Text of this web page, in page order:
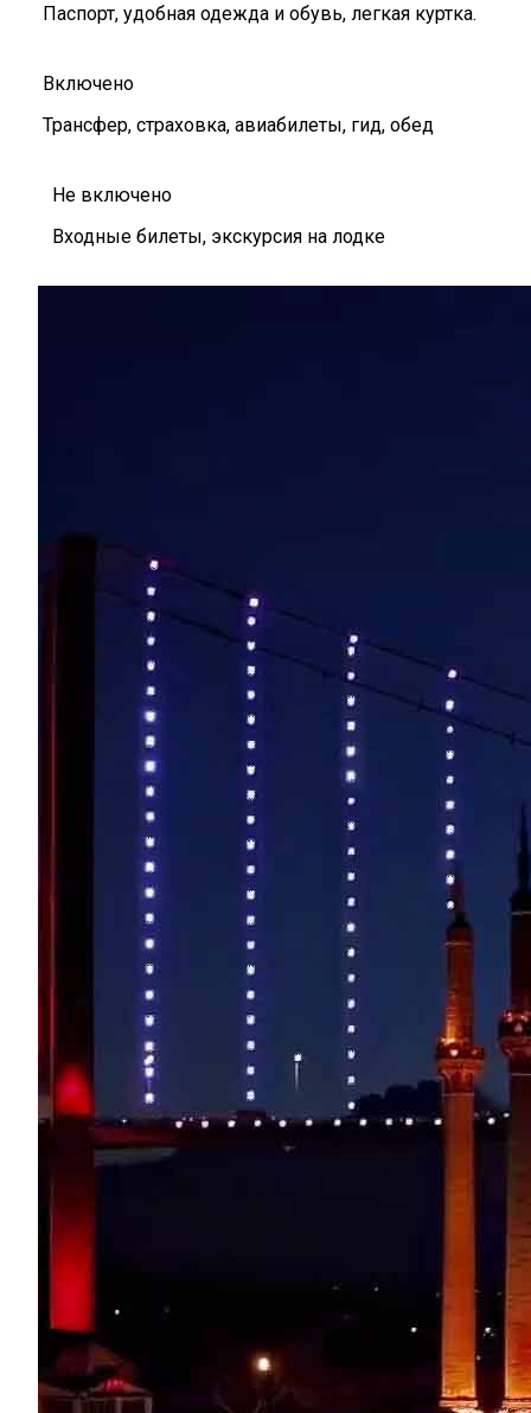
Паспорт, удобная одежда и обувь, легкая куртка.
Включено
Трансфер, страховка, авиабилеты, гид, обед
Не включено
Входные билеты, экскурсия на лодке